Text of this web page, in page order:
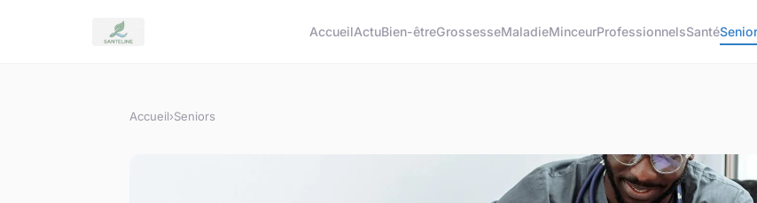
AccueilActuBien-êtreGrossesseMaladieMinceurProfessionnelsSanté
Accueil›Seniors